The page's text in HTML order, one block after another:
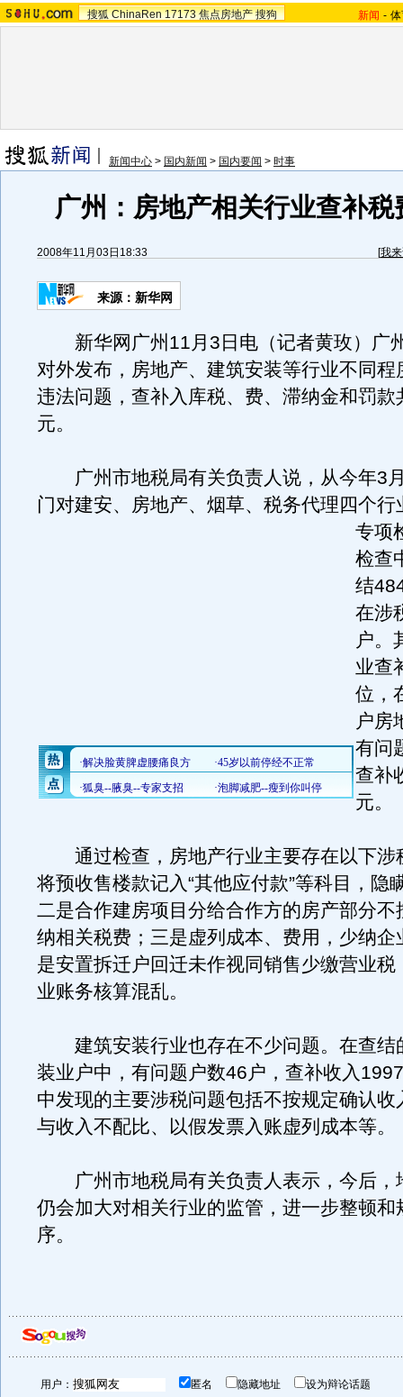
搜狐 ChinaRen 17173 焦点房地产 搜狗 新闻 -
新闻中心 > 国内新闻 > 国内要闻 > 时事
广州：房地产相关行业查补税
2008年11月03日18:33 [我
来源：新华网
新华网广州11月3日电（记者黄玫）广
对外发布，房地产、建筑安装等行业不同程
违法问题，查补入库税、费、滞纳金和罚款
元。
广州市地税局有关负责人说，从今年3
门对建安、房地产、烟草、税务代理四个行
专项
检查
结
在涉
户。
业查
位，
户房
有问
查补
元。
通过检查，房地产行业主要存在以下涉
将预收售楼款记入“其他应付款”等科目，隐
二是合作建房项目分给合作方的房产部分不
纳相关税费；三是虚列成本、费用，少纳企
是安置拆迁户回迁未作视同销售少缴营业税
业账务核算混乱。
建筑安装行业也存在不少问题。在查结
装业户中，有问题户数46户，查补收入
中发现的主要涉税问题包括不按规定确认收
与收入不配比、以假发票入账虚列成本等。
广州市地税局有关负责人表示，今后，
仍会加大对相关行业的监管，进一步整顿和
序。
用户： 匿名 隐藏地址 设为辩论话题